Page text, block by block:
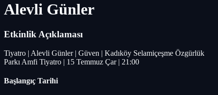
Alevli Günler
Etkinlik Açıklaması
Tiyatro | Alevli Günler | Güven | Kadıköy Selamiçeşme Özgürlük
Parkı Amfi Tiyatro | 15 Temmuz Çar | 21:00
Başlangıç Tarihi